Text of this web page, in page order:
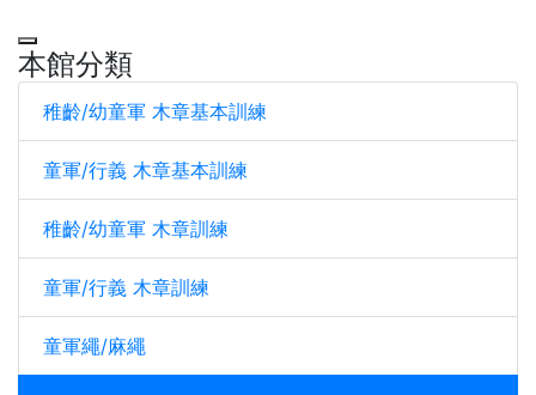
本館分類
稚齡/幼童軍 木章基本訓練
童軍/行義 木章基本訓練
稚齡/幼童軍 木章訓練
童軍/行義 木章訓練
童軍繩/麻繩